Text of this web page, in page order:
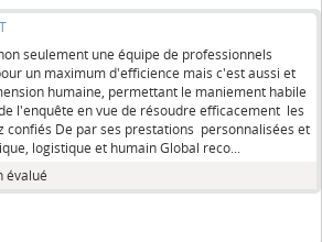
seulement une équipe de professionnels
un maximum d'efficience mais c'est aussi et
humaine, permettant le maniement habile
l'enquête en vue de résoudre efficacement les
confiés De par ses prestations personnalisées et
logistique et humain Global reco...
évalué